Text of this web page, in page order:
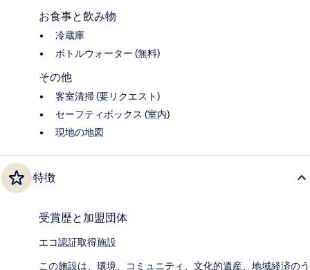
お食事と飲み物
冷蔵庫
ボトルウォーター (無料)
その他
客室清掃 (要リクエスト)
セーフティボックス (室内)
現地の地図
特徴
受賞歴と加盟団体
エコ認証取得施設
この施設は、環境、コミュニティ、文化的遺産、地域経済のう